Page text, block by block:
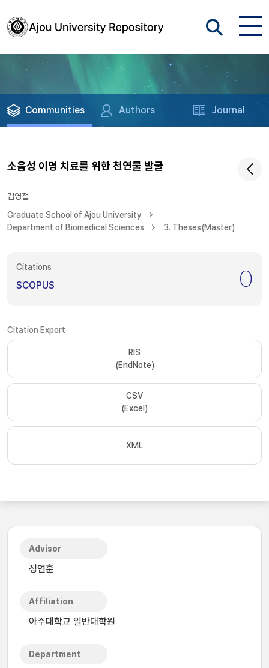
Communities Authors Journal
소음성 이명 치료를 위한 천연물 발굴
김영철
Graduate School of Ajou University
Department of Biomedical Sciences
3. Theses(Master)
Citations
SCOPUS 0
Citation Export
RIS
(EndNote)
CSV
(Excel)
XML
Advisor
정연훈
Affiliation
아주대학교 일반대학원
Department